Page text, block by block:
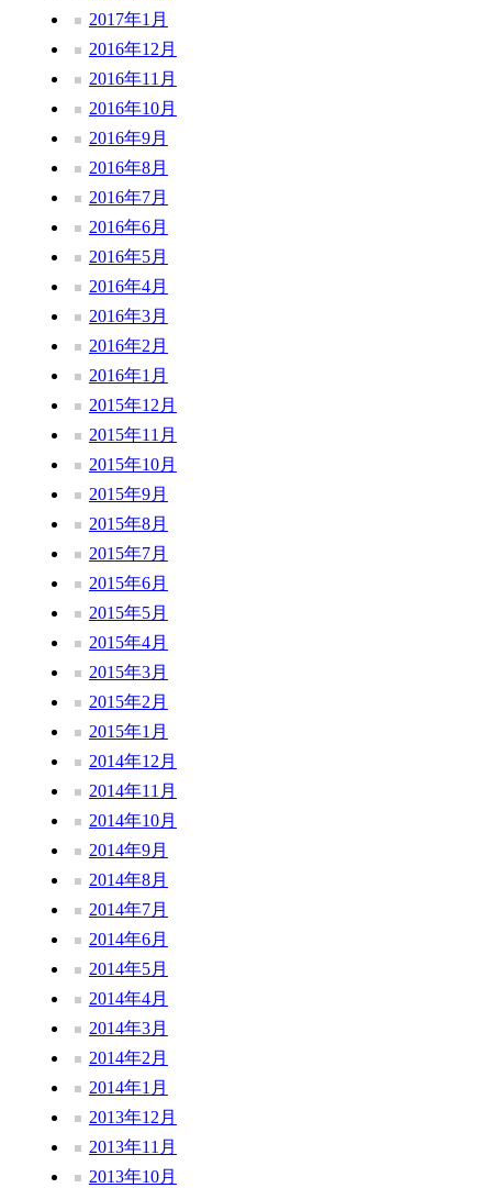
2017年1月
2016年12月
2016年11月
2016年10月
2016年9月
2016年8月
2016年7月
2016年6月
2016年5月
2016年4月
2016年3月
2016年2月
2016年1月
2015年12月
2015年11月
2015年10月
2015年9月
2015年8月
2015年7月
2015年6月
2015年5月
2015年4月
2015年3月
2015年2月
2015年1月
2014年12月
2014年11月
2014年10月
2014年9月
2014年8月
2014年7月
2014年6月
2014年5月
2014年4月
2014年3月
2014年2月
2014年1月
2013年12月
2013年11月
2013年10月